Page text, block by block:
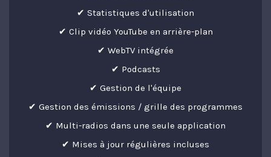
✔ Statistiques d'utilisation
✔ Clip vidéo YouTube en arrière-plan
✔ WebTV intégrée
✔ Podcasts
✔ Gestion de l'équipe
✔ Gestion des émissions / grille des programmes
✔ Multi-radios dans une seule application
✔ Mises à jour régulières incluses